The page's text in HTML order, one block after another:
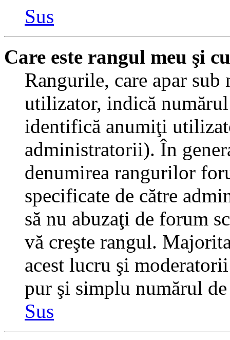
Sus
Care este rangul meu şi
Rangurile, care apar sub
utilizator, indică numărul
identifică anumiţi
administratorii). În
denumirea rangurilor
specificate de către
să nu abuzaţi de forum
vă creşte rangul.
acest lucru şi
pur şi simplu numărul de
Sus